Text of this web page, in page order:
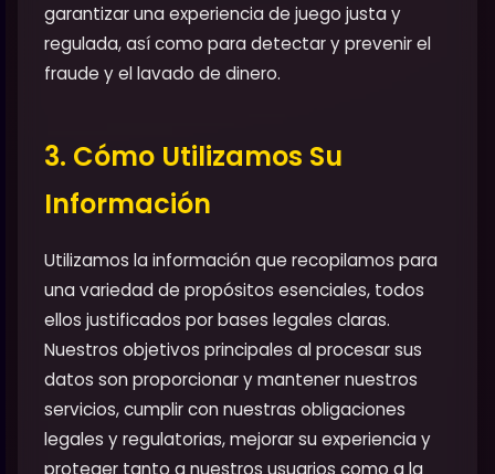
garantizar una experiencia de juego justa y
regulada, así como para detectar y prevenir el
fraude y el lavado de dinero.
3. Cómo Utilizamos Su
Información
Utilizamos la información que recopilamos para
una variedad de propósitos esenciales, todos
ellos justificados por bases legales claras.
Nuestros objetivos principales al procesar sus
datos son proporcionar y mantener nuestros
servicios, cumplir con nuestras obligaciones
legales y regulatorias, mejorar su experiencia y
proteger tanto a nuestros usuarios como a la